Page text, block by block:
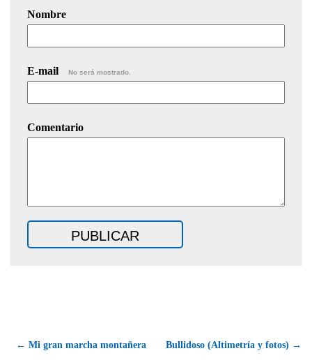
Nombre
E-mail No será mostrado.
Comentario
← Mi gran marcha montañera Bullidoso (Altimetría y fotos) →